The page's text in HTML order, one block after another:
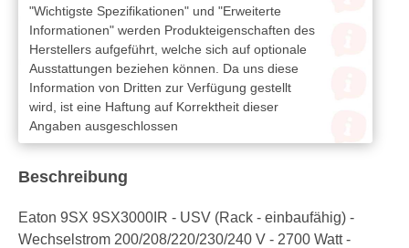
"Wichtigste Spezifikationen" und "Erweiterte
Informationen" werden Produkteigenschaften des
Herstellers aufgeführt, welche sich auf optionale
Ausstattungen beziehen können. Da uns diese
Information von Dritten zur Verfügung gestellt
wird, ist eine Haftung auf Korrektheit dieser
Angaben ausgeschlossen
Beschreibung
Eaton 9SX 9SX3000IR - USV (Rack - einbaufähig) -
Wechselstrom 200/208/220/230/240 V - 2700 Watt -